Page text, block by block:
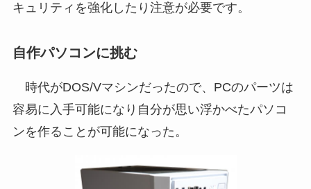
キュリティを強化したり注意が必要です。
自作パソコンに挑む
時代がDOS/Vマシンだったので、PCのパーツは
容易に入手可能になり自分が思い浮かべたパソコ
ンを作ることが可能になった。